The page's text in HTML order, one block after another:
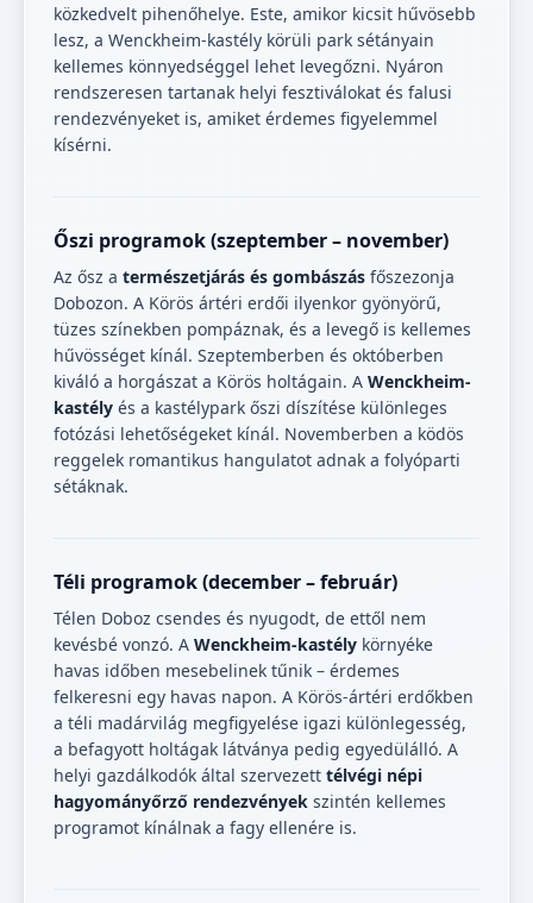
közkedvelt pihenőhelye. Este, amikor kicsit hűvösebb
lesz, a Wenckheim-kastély körüli park sétányain
kellemes könnyedséggel lehet levegőzni. Nyáron
rendszeresen tartanak helyi fesztiválokat és falusi
rendezvényeket is, amiket érdemes figyelemmel
kísérni.
Őszi programok (szeptember – november)
Az ősz a természetjárás és gombászás főszezonja
Dobozon. A Körös ártéri erdői ilyenkor gyönyörű,
tüzes színekben pompáznak, és a levegő is kellemes
hűvösséget kínál. Szeptemberben és októberben
kiváló a horgászat a Körös holtágain. A Wenckheim-
kastély és a kastélypark őszi díszítése különleges
fotózási lehetőségeket kínál. Novemberben a ködös
reggelek romantikus hangulatot adnak a folyóparti
sétáknak.
Téli programok (december – február)
Télen Doboz csendes és nyugodt, de ettől nem
kevésbé vonzó. A Wenckheim-kastély környéke
havas időben mesebelinek tűnik – érdemes
felkeresni egy havas napon. A Körös-ártéri erdőkben
a téli madárvilág megfigyelése igazi különlegesség,
a befagyott holtágak látványa pedig egyedülálló. A
helyi gazdálkodók által szervezett télvégi népi
hagyományőrző rendezvények szintén kellemes
programot kínálnak a fagy ellenére is.